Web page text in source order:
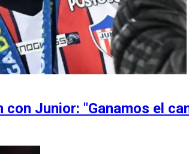
Junior: "Ganamos el